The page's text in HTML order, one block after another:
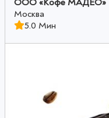
Москва
5.0 Мин